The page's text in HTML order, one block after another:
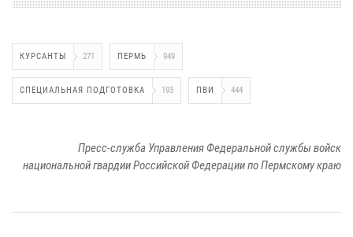
КУРСАНТЫ 271 ПЕРМЬ 949
СПЕЦИАЛЬНАЯ ПОДГОТОВКА 193 ПВИ 444
Пресс-служба Управления Федеральной службы войск
национальной гвардии Российской Федерации по Пермскому краю